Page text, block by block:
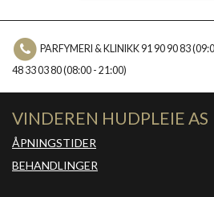
PARFYMERI & KLINIKK 91 90 90 83
48 33 03 80 (08:00 - 21:00)
VINDEREN HUDPLEIE AS
ÅPNINGSTIDER
BEHANDLINGER